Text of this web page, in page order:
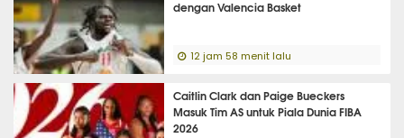
dengan Valencia Basket
12 jam 58 menit lalu
Caitlin Clark dan Paige Bueckers
Masuk Tim AS untuk Piala Dunia FIBA
2026